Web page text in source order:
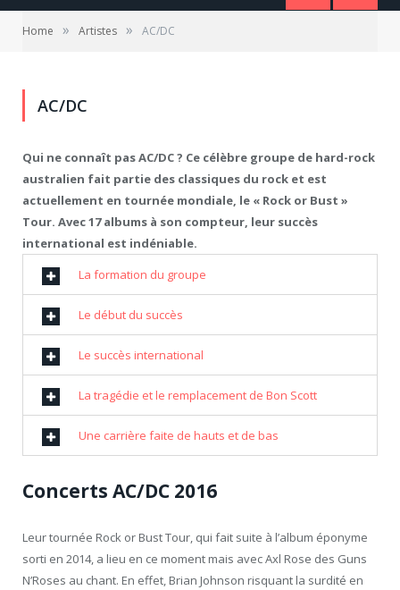
Home » Artistes » AC/DC
AC/DC
Qui ne connaît pas AC/DC ? Ce célèbre groupe de hard-rock
australien fait partie des classiques du rock et est
actuellement en tournée mondiale, le « Rock or Bust »
Tour. Avec 17 albums à son compteur, leur succès
international est indéniable.
La formation du groupe
Le début du succès
Le succès international
La tragédie et le remplacement de Bon Scott
Une carrière faite de hauts et de bas
Concerts AC/DC 2016
Leur tournée Rock or Bust Tour, qui fait suite à l’album éponyme
sorti en 2014, a lieu en ce moment mais avec Axl Rose des Guns
N’Roses au chant. En effet, Brian Johnson risquant la surdité en